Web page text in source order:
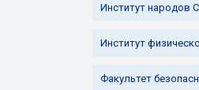
Институт народов
Институт
Факультет